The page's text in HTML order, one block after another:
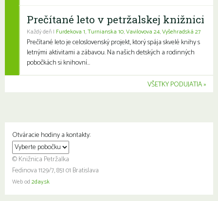
Prečítané leto v petržalskej knižnici
Každý deň | Furdekova 1,Turnianska 10,Vavilovova 24,Vyšehradská 27
Prečítané leto je celoslovenský projekt, ktorý spája skvelé knihy s
letnými aktivitami a zábavou. Na našich detských a rodinných
pobočkách si knihovní...
VŠETKY PODUJATIA
Otváracie hodiny a kontakty:
© Knižnica Petržalka
Fedinova 1129/7, 851 01 Bratislava
Web od 2day.sk